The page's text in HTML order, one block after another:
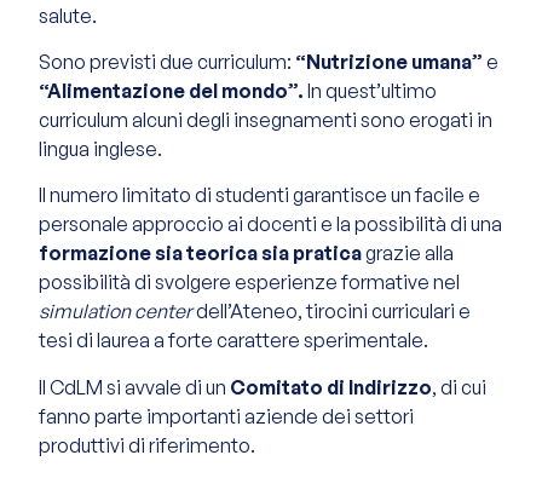
salute.
Sono previsti due curriculum: “Nutrizione umana” e
“Alimentazione del mondo”. In quest’ultimo
curriculum alcuni degli insegnamenti sono erogati in
lingua inglese.
Il numero limitato di studenti garantisce un facile e
personale approccio ai docenti e la possibilità di una
formazione sia teorica sia praticagrazie alla
possibilità di svolgere esperienze formative nel
simulation centerdell’Ateneo, tirocini curriculari e
tesi di laurea a forte carattere sperimentale.
Il CdLM si avvale di un Comitato di Indirizzo, di cui
fanno parte importanti aziende dei settori
produttivi di riferimento.